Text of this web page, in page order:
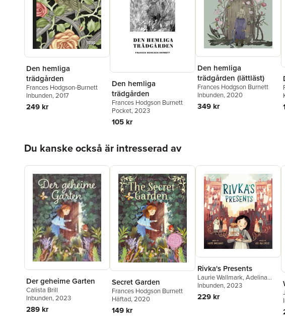
Den hemliga
trädgården
Frances Hodgson-Burnett
Inbunden, 2017
249 kr
Den hemliga
trädgården
Frances Hodgson Burnett
Pocket, 2023
105 kr
Den hemliga
trädgården (lättläst)
Frances Hodgson Burnett
Inbunden, 2020
349 kr
Du kanske också är intresserad av
Der geheime Garten
Calista Brill
Inbunden, 2023
289 kr
Secret Garden
Frances Hodgson Burnett
Häftad, 2020
149 kr
Rivka's Presents
Laurie Wallmark,Adelina
Lirius
Inbunden, 2023
229 kr